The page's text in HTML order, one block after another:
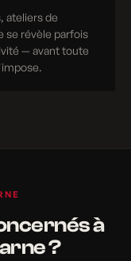
ateliers de
se révèle parfois
— avant toute
à
?